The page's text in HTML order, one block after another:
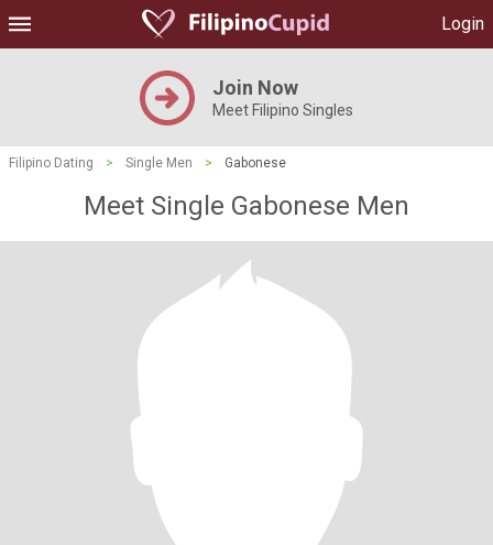
Login
Join Now
Meet Filipino Singles
Filipino Dating > Single Men > Gabonese
Meet Single Gabonese Men